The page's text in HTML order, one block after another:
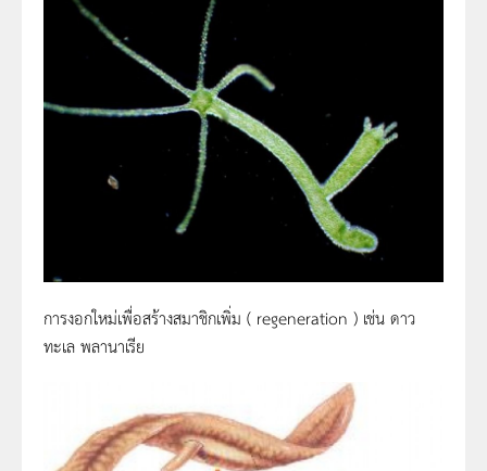
การงอกใหม่เพื่อสร้างสมาชิกเพิ่ม ( regeneration ) เช่น ดาว
ทะเล พลานาเรีย